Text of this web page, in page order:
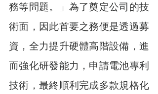
務等問題。」為了奠定公司的技
術面，因此首要之務便是透過募
資，全力提升硬體高階設備，進
而強化研發能力，申請電池專利
技術，最終順利完成多款規格化